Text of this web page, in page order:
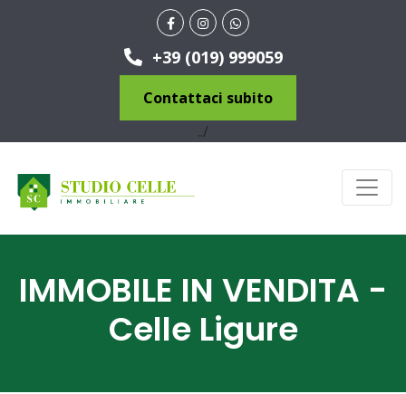
+39 (019) 999059
Contattaci subito
../
IMMOBILE IN VENDITA -
Celle Ligure